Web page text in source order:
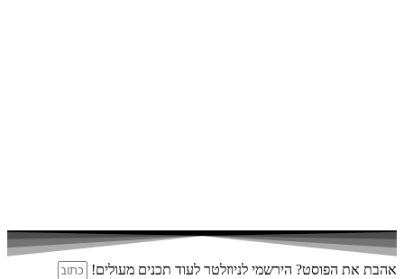
אהבת את הפוסט? הירשמי לניוזלטר לעוד תכנים מעולים!